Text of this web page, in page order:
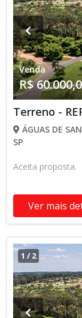
Venda
R$
Terreno -
ÁGUAS DE
SP
Aceita proposta.
Ver mais
1 / 2